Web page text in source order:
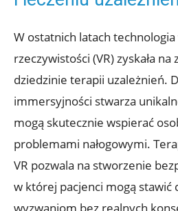
W‌ ostatnich latach
rzeczywistości (VR) zyskała‌ na
dziedzinie terapii⁣ uzależnień.
immersyjności ‍stwarza
⁣mogą skutecznie wspierać​
problemami nałogowymi.
VR pozwala na stworzenie
w której pacjenci mogą stawić